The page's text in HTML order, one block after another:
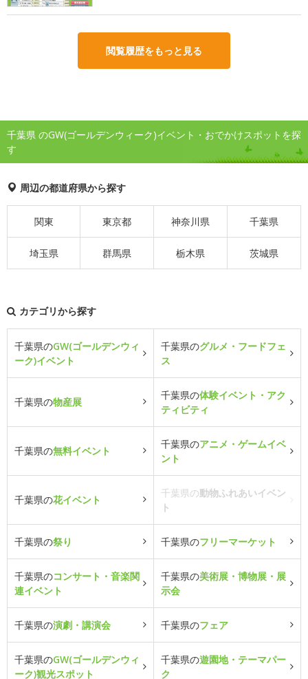
閲覧履歴をもっと見る
千葉県 のGW(ゴールデンウィーク)イベント・おでかけスポットを探
す
周辺の都道府県から探す
関東 東京都 神奈川県 千葉県
埼玉県 群馬県 栃木県 茨城県
カテゴリから探す
千葉県のGW(ゴールデンウィ
ーク)イベント
千葉県のグルメ・フードフェ
ス
千葉県の物産展
千葉県の体験イベント・アク
ティビティ
千葉県の無料イベント
千葉県のアニメ・ゲームイベ
ント
千葉県の花イベント
千葉県の動物ふれあいイベン
ト
千葉県の祭り 千葉県のフリーマーケット
千葉県のコンサート・音楽関
連イベント
千葉県の美術展・博物展・展
示会
千葉県の演劇・講演会 千葉県のフェア
千葉県のGW(ゴールデンウィ
ーク)観光スポット
千葉県の遊園地・テーマパー
ク